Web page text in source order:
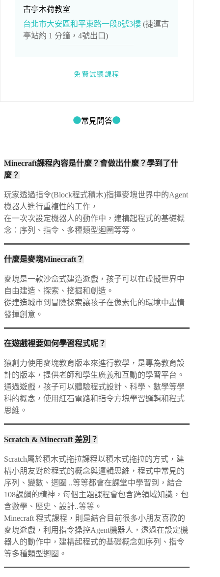
古亭木荷教室
台北市大安區和平東路一段8號3樓 (捷運古
亭站約 1 分鐘，4號出口)
免費試聽課程
常見問答
Minecraft課程內容是什麼？會做出什麼？學到了什
麼？
玩家透過指令(Block程式積木)指揮麥塊世界中的Agent
機器人進行重複性的工作，
在一次次設定機器人的動作中，建構起程式的基礎概
念：序列、指令、多種類型迴圈等等。
什麼是麥塊Minecraft？
麥塊是一款沙盒式建造遊戲，孩子可以在虛擬世界中
自由建造、探索、挖掘和創造。
從建造城市到冒險探索讓孩子在像素化的環境中盡情
發揮創意。
在遊戲裡要如何學習程式呢？
猿創力使用麥塊教育版本來進行教學，是專為教育設
計的版本，提供老師和學生廣義和互動的學習平台。
通過遊戲，孩子可以體驗程式設計、科學、數學等學
科的概念，使用紅石電路和指令方塊學習邏輯和程式
思維。
Scratch & Minecraft 差別？
Scratch屬於積木式拖拉課程以積木式拖拉的方式，建
構小朋友對於程式的概念與邏輯思維，程式中常見的
序列、變數、迴圈 ..等等都會在課堂中學習到，結合
108課綱的精神，每個主題課程會包含跨領域知識，包
含數學、歷史、設計..等等。
Minecraft 程式課程，則是結合目前很多小朋友喜歡的
麥塊遊戲，利用指令操控Agent機器人，透過在設定機
器人的動作中，建構起程式的基礎概念如序列、指令
等多種類型迴圈。